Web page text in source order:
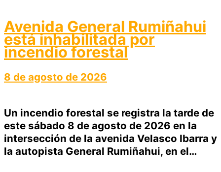
Avenida General Rumiñahui
está inhabilitada por
incendio forestal
8 de agosto de 2026
Un incendio forestal se registra la tarde de
este sábado 8 de agosto de 2026 en la
intersección de la avenida Velasco Ibarra y
la autopista General Rumiñahui, en el…